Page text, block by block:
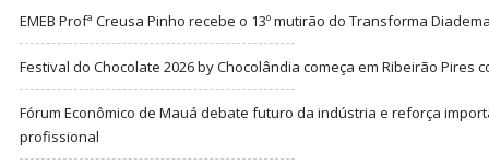
EMEB Profª Creusa Pinho recebe o 13º mutirão do Transforma
Festival do Chocolate 2026 by Chocolândia começa em Ribeirão Pires
Fórum Econômico de Mauá debate futuro da indústria e reforça
profissional